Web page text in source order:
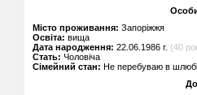
Місто проживання: Запоріжжя
Освіта: вища
Дата народження: 22.06.1986 г. (40
Стать: Чоловіча
Сімейний стан: Не перебуваю в